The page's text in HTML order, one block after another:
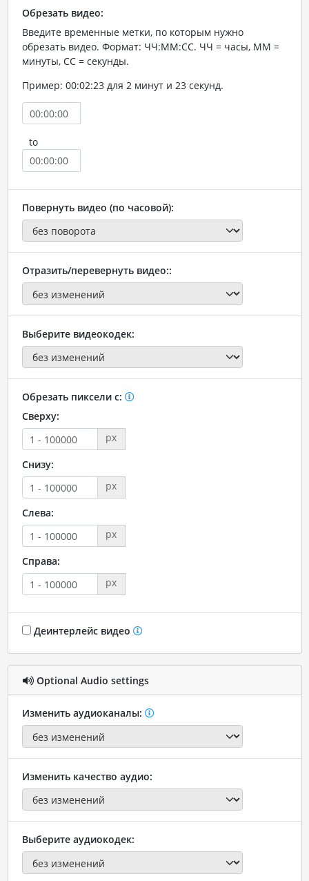
Обрезать видео:
Введите временные метки, по которым нужно
обрезать видео. Формат: ЧЧ:ММ:СС. ЧЧ = часы, ММ =
минуты, СС = секунды.
Пример: 00:02:23 для 2 минут и 23 секунд.
to
Повернуть видео (по часовой):
Отразить/перевернуть видео::
Выберите видеокодек:
Обрезать пиксели с:
Сверху:
px
Снизу:
px
Слева:
px
Справа:
px
Деинтерлейс видео
Optional Audio settings
Изменить аудиоканалы:
Изменить качество аудио:
Выберите аудиокодек: